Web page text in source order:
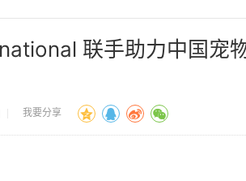
联手助力中国宠
我要分享